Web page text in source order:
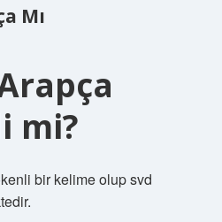
Mı
mi?
bir kelime olup svd